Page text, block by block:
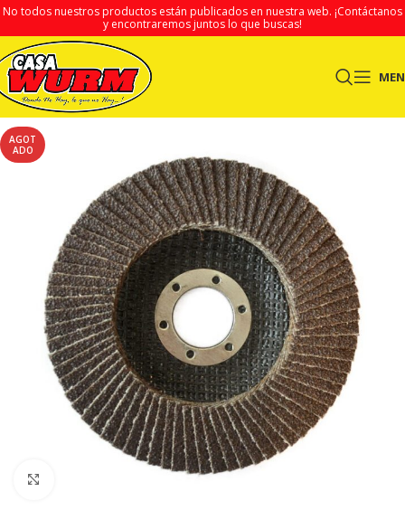
No todos nuestros productos están publicados en nuestra web. ¡Contáctanos
y encontraremos juntos lo que buscas!
AGOT
ADO